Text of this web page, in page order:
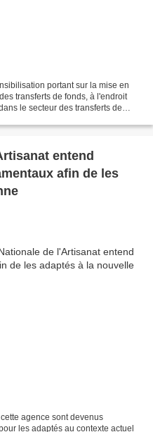
portant sur la mise en
transferts de fonds, à l'endroit
le secteur des transferts de
entend
afin de les
agence sont devenus
les adaptés au contexte actuel